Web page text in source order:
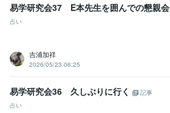
易学研究会37 E本先生を囲んでの懇親会
占い
吉浦加祥
2026/05/23 06:25
易学研究会36 久しぶりに行く
記事
占い